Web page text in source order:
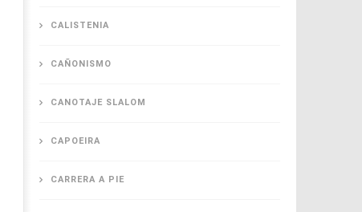
1
Journey
CALISTENIA
CAÑONISMO
CANOTAJE SLALOM
CAPOEIRA
CARRERA A PIE